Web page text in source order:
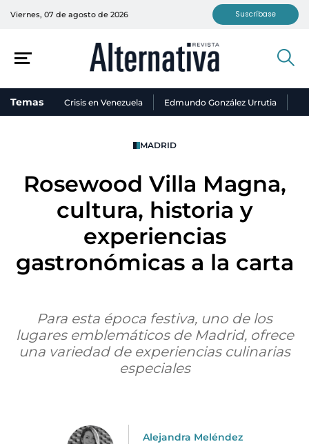
Viernes, 07 de agosto de 2026 Suscríbase
Temas Crisis en Venezuela Edmundo González Urrutia
MADRID
Rosewood Villa Magna,
cultura, historia y
experiencias
gastronómicas a la carta
Para esta época festiva, uno de los
lugares emblemáticos de Madrid, ofrece
una variedad de experiencias culinarias
especiales
Alejandra Meléndez